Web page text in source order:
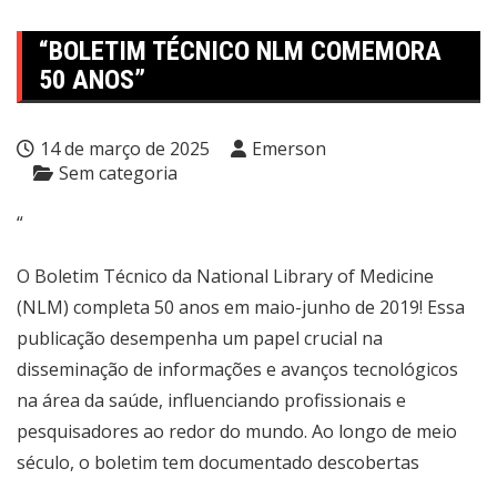
“BOLETIM TÉCNICO NLM COMEMORA
50 ANOS”
14 de março de 2025
Emerson
Sem categoria
“
O Boletim Técnico da National Library of Medicine
(NLM) completa 50 anos em maio-junho de 2019! Essa
publicação desempenha um papel crucial na
disseminação de informações e avanços tecnológicos
na área da saúde, influenciando profissionais e
pesquisadores ao redor do mundo. Ao longo de meio
século, o boletim tem documentado descobertas